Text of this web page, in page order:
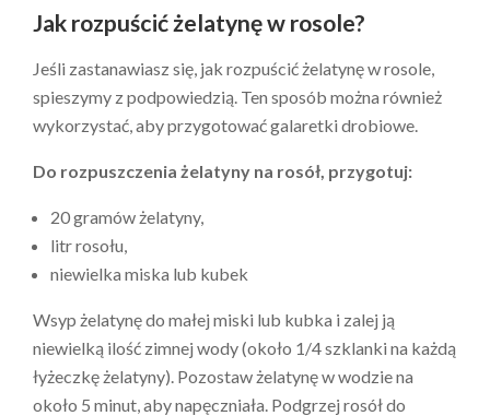
Jak rozpuścić żelatynę w rosole?
Jeśli zastanawiasz się, jak rozpuścić żelatynę w rosole,
spieszymy z podpowiedzią. Ten sposób można również
wykorzystać, aby przygotować galaretki drobiowe.
Do rozpuszczenia żelatyny na rosół, przygotuj:
20 gramów żelatyny,
litr rosołu,
niewielka miska lub kubek
Wsyp żelatynę do małej miski lub kubka i zalej ją
niewielką ilość zimnej wody (około 1/4 szklanki na każdą
łyżeczkę żelatyny). Pozostaw żelatynę w wodzie na
około 5 minut, aby napęczniała. Podgrzej rosół do